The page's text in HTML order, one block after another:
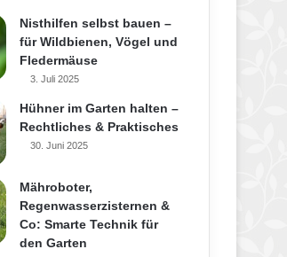
Nisthilfen selbst bauen –
für Wildbienen, Vögel und
Fledermäuse
3. Juli 2025
Hühner im Garten halten –
Rechtliches & Praktisches
30. Juni 2025
Mähroboter,
Regenwasserzisternen &
Co: Smarte Technik für
den Garten